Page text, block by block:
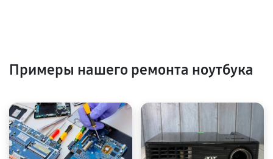
Примеры нашего ремонта ноутбука